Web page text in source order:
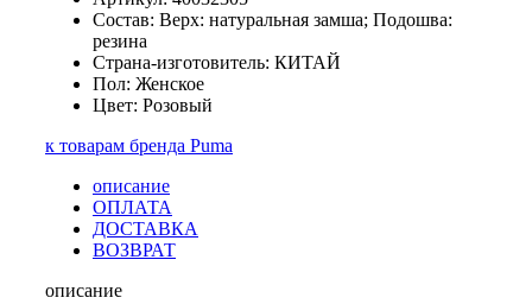
Состав: Верх: натуральная замша; Подошва:
резина
Страна-изготовитель: КИТАЙ
Пол: Женское
Цвет: Розовый
к товарам бренда Puma
описание
ОПЛАТА
ДОСТАВКА
ВОЗВРАТ
описание